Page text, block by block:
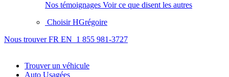
Nos témoignages Voir ce que disent les autres
Choisir HGrégoire
Nous trouver FR EN 1 855 981-3727
Trouverun véhicule
Auto Usagées